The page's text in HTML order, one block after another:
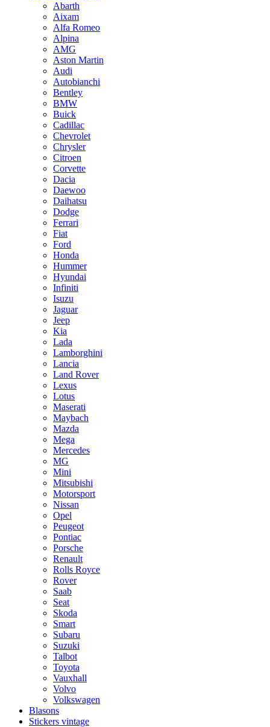
Abarth
Aixam
Alfa Romeo
Alpina
AMG
Aston Martin
Audi
Autobianchi
Bentley
BMW
Buick
Cadillac
Chevrolet
Chrysler
Citroen
Corvette
Dacia
Daewoo
Daihatsu
Dodge
Ferrari
Fiat
Ford
Honda
Hummer
Hyundai
Infiniti
Isuzu
Jaguar
Jeep
Kia
Lada
Lamborghini
Lancia
Land Rover
Lexus
Lotus
Maserati
Maybach
Mazda
Mega
Mercedes
MG
Mini
Mitsubishi
Motorsport
Nissan
Opel
Peugeot
Pontiac
Porsche
Renault
Rolls Royce
Rover
Saab
Seat
Skoda
Smart
Subaru
Suzuki
Talbot
Toyota
Vauxhall
Volvo
Volkswagen
Blasons
Stickers vintage